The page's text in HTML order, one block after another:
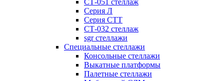
СТ-051 стеллаж
Серия Л
Серия СТТ
СТ-032 стеллаж
sgr стеллажи
Специальные стеллажи
Консольные стеллажи
Выкатные платформы
Палетные стеллажи